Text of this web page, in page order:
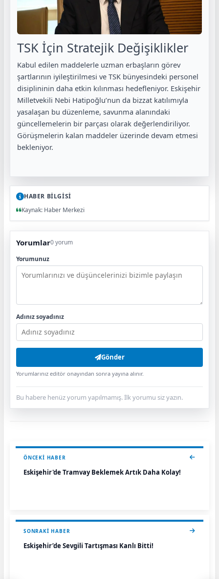
TSK İçin Stratejik Değişiklikler
Kabul edilen maddelerle uzman erbaşların görev
şartlarının iyileştirilmesi ve TSK bünyesindeki personel
disiplininin daha etkin kılınması hedefleniyor. Eskişehir
Milletvekili Nebi Hatipoğlu’nun da bizzat katılımıyla
yasalaşan bu düzenleme, savunma alanındaki
güncellemelerin bir parçası olarak değerlendiriliyor.
Görüşmelerin kalan maddeler üzerinde devam etmesi
bekleniyor.
HABER BİLGİSİ
Kaynak: Haber Merkezi
Yorumlar0 yorum
Yorumunuz
Adınız soyadınız
Gönder
Yorumlarınız editör onayından sonra yayına alınır.
Bu habere henüz yorum yapılmamış. İlk yorumu siz yazın.
ÖNCEKI HABER
Eskişehir'de Tramvay Beklemek Artık Daha Kolay!
SONRAKI HABER
Eskişehir’de Sevgili Tartışması Kanlı Bitti!